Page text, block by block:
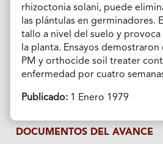
rhizoctonia solani, puede
las plántulas en germinadores.
tallo a nivel del suelo y provoca
la planta. Ensayos
PM y orthocide soil treater
enfermedad por cuatro
Publicado:1 Enero 1979
DOCUMENTOS DEL AVANCE